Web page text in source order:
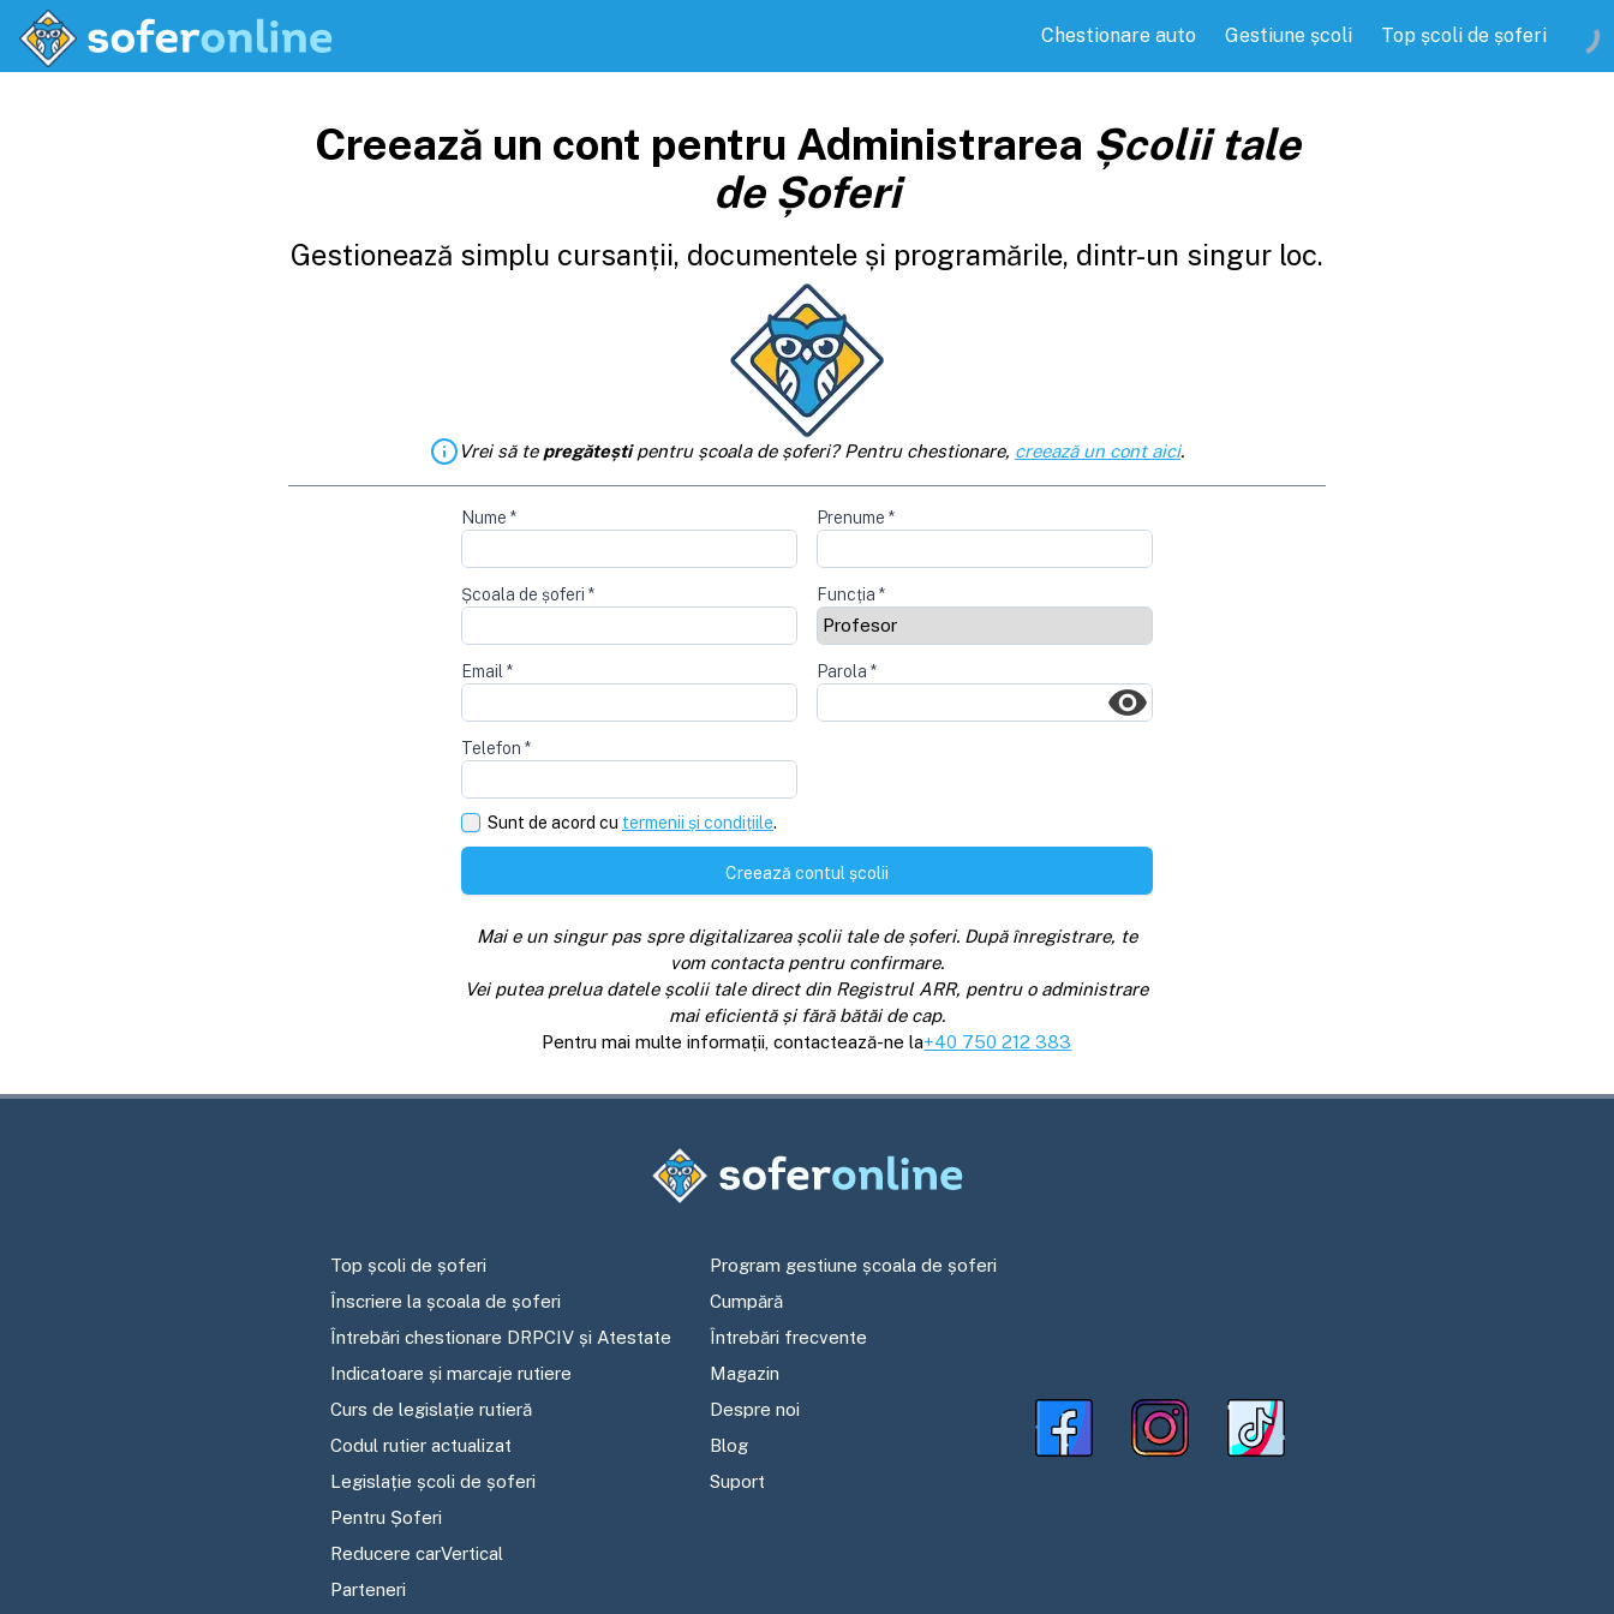
Chestionare auto Gestiune școli Top școli de șoferi
Creează un cont pentru Administrarea Școlii tale
de Șoferi
Gestionează simplu cursanții, documentele și programările, dintr-un singur loc.
Vrei să te pregăteștipentru școala de șoferi? Pentru chestionare, creează un cont aici.
Nume * Prenume *
Școala de șoferi * Funcția *
Email * Parola *
Telefon *
Sunt de acord cu termenii și condițiile.
Creează contul școlii
Mai e un singur pas spre digitalizarea școlii tale de șoferi. După înregistrare, te
vom contacta pentru confirmare.
Vei putea prelua datele școlii tale direct din Registrul ARR, pentru o administrare
mai eficientă și fără bătăi de cap.
Pentru mai multe informații, contactează-ne la+40 750 212 383
Top școli de șoferi
Înscriere la școala de șoferi
Întrebări chestionare DRPCIV și Atestate
Indicatoare și marcaje rutiere
Curs de legislație rutieră
Codul rutier actualizat
Legislație școli de șoferi
Pentru Șoferi
Reducere carVertical
Parteneri
Program gestiune școala de șoferi
Cumpără
Întrebări frecvente
Magazin
Despre noi
Blog
Suport